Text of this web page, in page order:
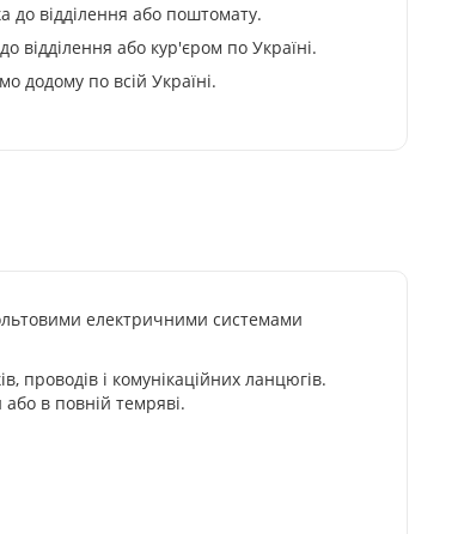
до відділення або поштомату.
відділення або кур'єром по Україні.
додому по всій Україні.
електричними системами
проводів і комунікаційних ланцюгів.
в повній темряві.